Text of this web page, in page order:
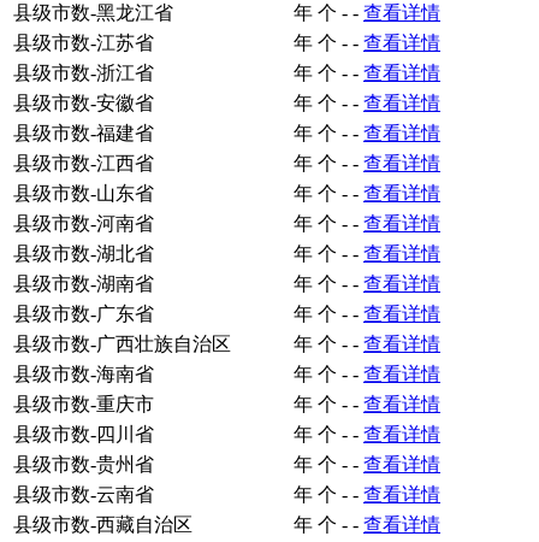
县级市数-黑龙江省
年 个 - - 查看详情
县级市数-江苏省
年 个 - - 查看详情
县级市数-浙江省
年 个 - - 查看详情
县级市数-安徽省
年 个 - - 查看详情
县级市数-福建省
年 个 - - 查看详情
县级市数-江西省
年 个 - - 查看详情
县级市数-山东省
年 个 - - 查看详情
县级市数-河南省
年 个 - - 查看详情
县级市数-湖北省
年 个 - - 查看详情
县级市数-湖南省
年 个 - - 查看详情
县级市数-广东省
年 个 - - 查看详情
县级市数-广西壮族自治区
年 个 - - 查看详情
县级市数-海南省
年 个 - - 查看详情
县级市数-重庆市
年 个 - - 查看详情
县级市数-四川省
年 个 - - 查看详情
县级市数-贵州省
年 个 - - 查看详情
县级市数-云南省
年 个 - - 查看详情
县级市数-西藏自治区
年 个 - - 查看详情